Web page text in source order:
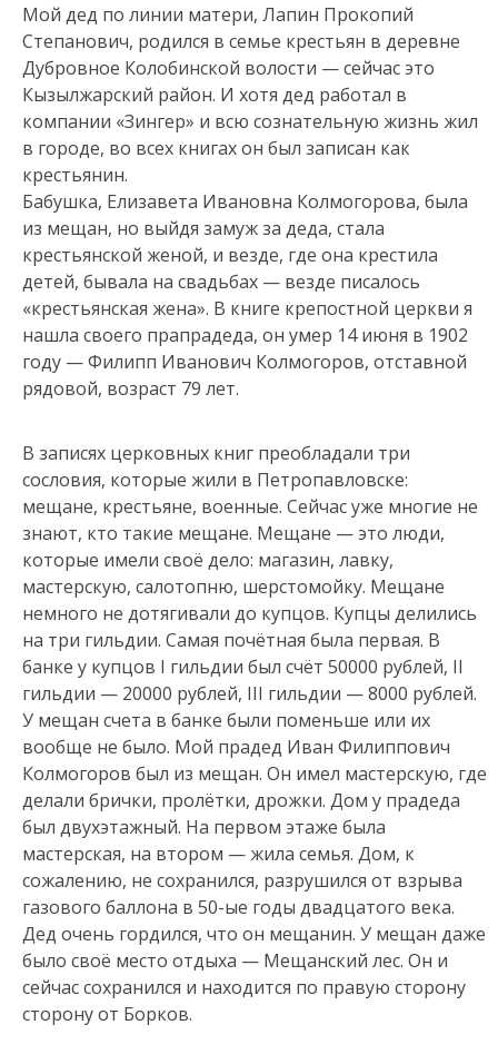
Мой дед по линии матери, Лапин Прокопий
Степанович, родился в семье крестьян в деревне
Дубровное Колобинской волости — сейчас это
Кызылжарский район. И хотя дед работал в
компании «Зингер» и всю сознательную жизнь жил
в городе, во всех книгах он был записан как
крестьянин.
Бабушка, Елизавета Ивановна Колмогорова, была
из мещан, но выйдя замуж за деда, стала
крестьянской женой, и везде, где она крестила
детей, бывала на свадьбах — везде писалось
«крестьянская жена». В книге крепостной церкви я
нашла своего прапрадеда, он умер 14 июня в 1902
году — Филипп Иванович Колмогоров, отставной
рядовой, возраст 79 лет.
В записях церковных книг преобладали три
сословия, которые жили в Петропавловске:
мещане, крестьяне, военные. Сейчас уже многие не
знают, кто такие мещане. Мещане — это люди,
которые имели своё дело: магазин, лавку,
мастерскую, салотопню, шерстомойку. Мещане
немного не дотягивали до купцов. Купцы делились
на три гильдии. Самая почётная была первая. В
банке у купцов I гильдии был счёт 50000 рублей, II
гильдии — 20000 рублей, III гильдии — 8000 рублей.
У мещан счета в банке были поменьше или их
вообще не было. Мой прадед Иван Филиппович
Колмогоров был из мещан. Он имел мастерскую, где
делали брички, пролётки, дрожки. Дом у прадеда
был двухэтажный. На первом этаже была
мастерская, на втором — жила семья. Дом, к
сожалению, не сохранился, разрушился от взрыва
газового баллона в 50-ые годы двадцатого века.
Дед очень гордился, что он мещанин. У мещан даже
было своё место отдыха — Мещанский лес. Он и
сейчас сохранился и находится по правую сторону
сторону от Борков.